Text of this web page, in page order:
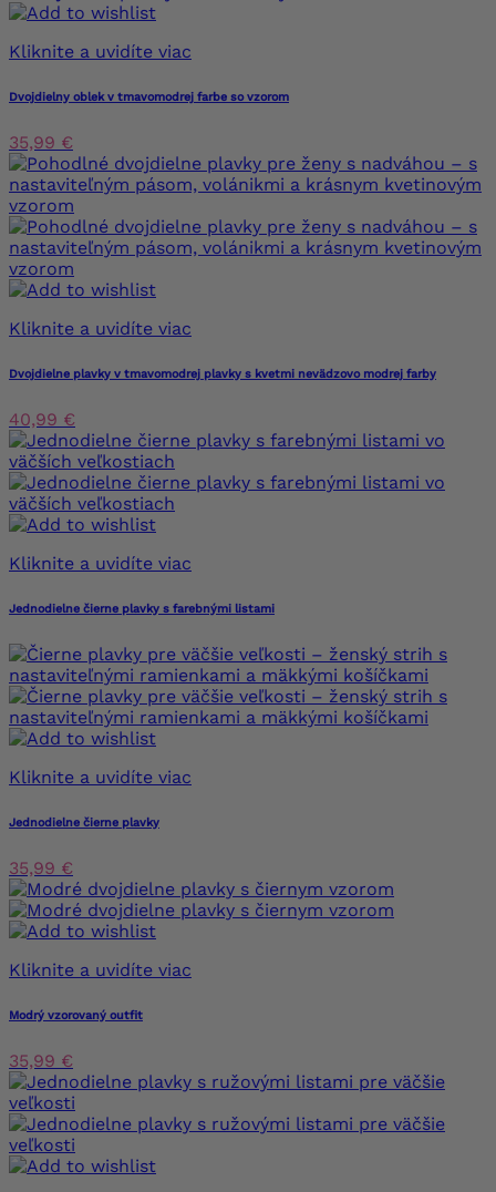
Kliknite a uvidíte viac
Dvojdielny oblek v tmavomodrej farbe so vzorom
35,99 €
Kliknite a uvidíte viac
Dvojdielne plavky v tmavomodrej plavky s kvetmi nevädzovo modrej farby
40,99 €
Kliknite a uvidíte viac
Jednodielne čierne plavky s farebnými listami
Kliknite a uvidíte viac
Jednodielne čierne plavky
35,99 €
Kliknite a uvidíte viac
Modrý vzorovaný outfit
35,99 €